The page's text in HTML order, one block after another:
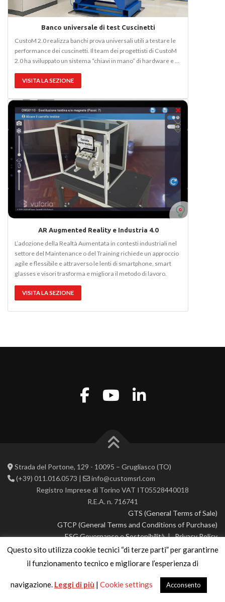
Banco universale di test Cuscinetti
CustoM 2.0 realizza banchi prova universali utili a testare le
performance dei cuscinetti. Il team dei progettisti di CustoM
2.0 ha sviluppato un sistema “chiavi in mano” di hardware e …
VISITA LA SEZIONE
AR Augmented Reality e Industria 4.0
L’adozione della Realtà Aumentata in contesti industriali nel
settore del Maintenance o del Training richiede un approccio
agile e flessibile e attraverso le lenti di smartphone, smart
glasses e visori trasforma e migliora il metodo di lavoro.
VISITA LA SEZIONE
Strada del Portone, 129 - 10095 – Grugliasco (TO)
(+39) 011.016.0573 |
info@customsrl.com
Registro Imprese di Torino VAT IT05528440018
R.E.A. n. 716741
GTS (General Terms of Sale)
GTCP (General Terms and Conditions of Purchase)
ESG Governance e Sostenibilità|Privacy Policy
© 2026 CustoM 2.0 | All rights reserved
Questo sito utilizza cookie tecnici “di terze parti” per garantirne
il funzionamento tecnico e migliorare l’esperienza di
navigazione. Leggi di più | Cookie settings Acconsento